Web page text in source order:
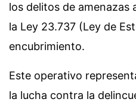
los delitos de amenazas
la Ley 23.737 (Ley de
encubrimiento.
Este operativo
la lucha contra la